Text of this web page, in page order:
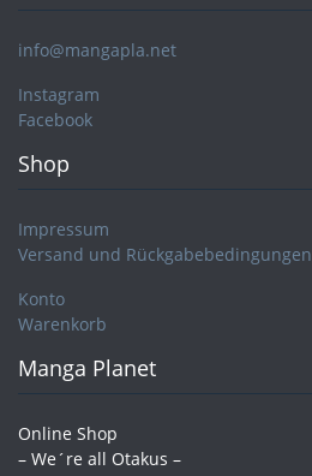
info@mangapla.net
Instagram
Facebook
Shop
Impressum
Versand und Rückgabebedingungen
Konto
Warenkorb
Manga Planet
Online Shop
– We´re all Otakus –